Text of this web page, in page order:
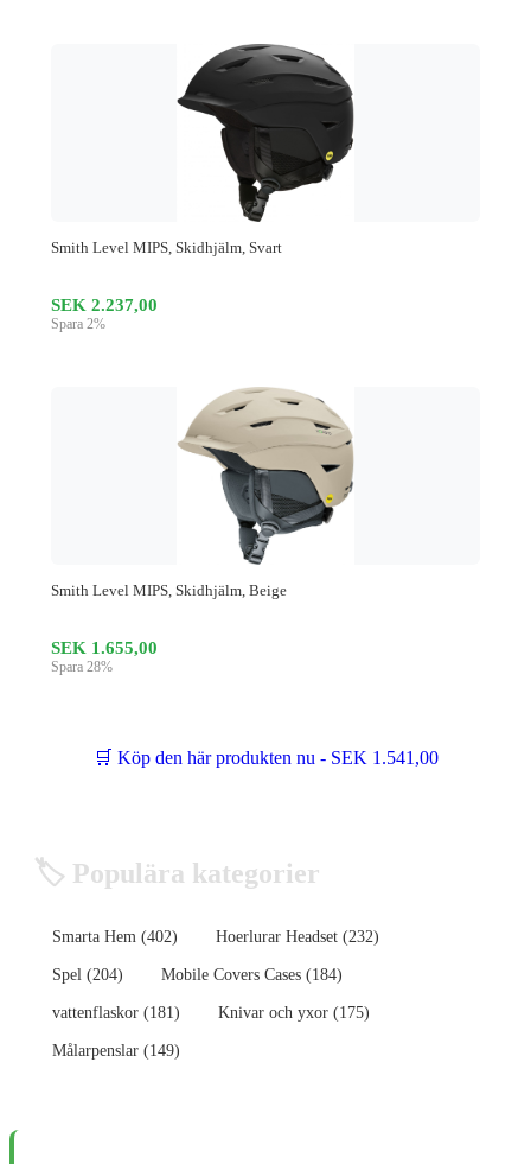
Smith Level MIPS, Skidhjälm, Svart
SEK 2.237,00
Spara 2%
Smith Level MIPS, Skidhjälm, Beige
SEK 1.655,00
Spara 28%
🛒 Köp den här produkten nu - SEK 1.541,00
🏷️ Populära kategorier
Smarta Hem (402) Hoerlurar Headset (232)
Spel (204) Mobile Covers Cases (184)
vattenflaskor (181) Knivar och yxor (175)
Målarpenslar (149)